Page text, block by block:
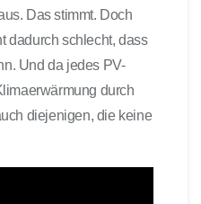
Das stimmt. Doch
dadurch schlecht, dass
Und da jedes PV-
durch
diejenigen, die keine